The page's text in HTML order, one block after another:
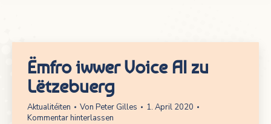
Ëmfro iwwer Voice AI zu
Lëtzebuerg
Aktualitéiten Von Peter Gilles
1. April 2020
Kommentar hinterlassen